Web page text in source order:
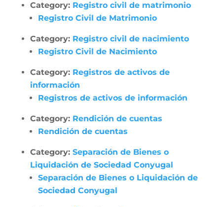
Category: Registro civil de matrimonio
Registro Civil de Matrimonio
Category: Registro civil de nacimiento
Registro Civil de Nacimiento
Category: Registros de activos de
información
Registros de activos de información
Category: Rendición de cuentas
Rendición de cuentas
Category: Separación de Bienes o
Liquidación de Sociedad Conyugal
Separación de Bienes o Liquidación de
Sociedad Conyugal